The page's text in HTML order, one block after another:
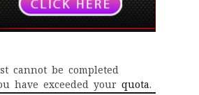
cannot be completed
have exceeded your quota.